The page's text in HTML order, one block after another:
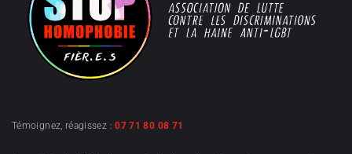
Témoignez, réagissez :07 71 80 08 71